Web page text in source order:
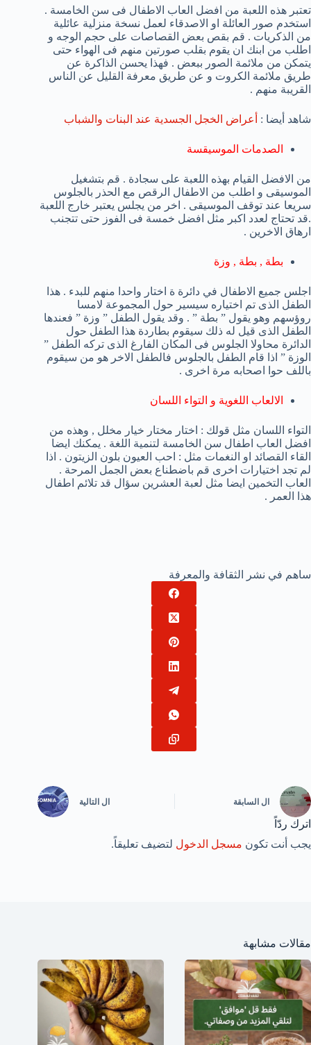
تعتبر هذه اللعبة من افضل العاب الاطفال فى سن الخامسة .
استخدم صور العائلة او الاصدقاء لعمل نسخة منزلية عائلية
من الذكريات . قم بقص بعض القصاصات على حجم الوجه و
اطلب من ابنك ان يقوم بقلب صورتين منهم فى الهواء حتى
يتمكن من ملائمة الصور ببعض . فهذا يحسن الذاكرة عن
طريق ملائمة الكروت و عن طريق معرفة القليل عن الناس
القريبة منهم .
شاهد أيضا : أعراض الخجل الجسدية عند البنات والشباب
الصدمات الموسيقسة
من الافضل القيام بهذه اللعبة على سجادة . قم بتشغيل
الموسيقى و اطلب من الاطفال الرقص مع الحذر بالجلوس
سريعا عند توقف الموسيقى . اخر من يجلس يعتبر خارج اللعبة
.قد تحتاج لعدد اكبر مثل افضل خمسة فى الفوز حتى تتجنب
ارهاق الاخرين .
بطة , بطة , وزة
اجلس جميع الاطفال في دائرة ة اختار واحدا منهم للبدء . هذا
الطفل الذى تم اختياره سيسير حول المجموعة لامسا
روؤسهم وهو يقول ” بطة ” . وقد يقول الطفل ” وزة ” فعندها
الطفل الذى قيل له ذلك سيقوم بطاردة هذا الطفل حول
الدائرة محاولا الجلوس فى المكان الفارغ الذى تركه الطفل ”
الوزة ” اذا قام الطفل بالجلوس فالطفل الاخر هو من سيقوم
باللف حوا اصحابه مرة اخرى .
الالعاب اللغوية و التواء اللسان
التواء اللسان مثل قولك : اختار مختار خيار مخلل , وهذه من
افضل العاب اطفال سن الخامسة لتنمية اللغة . يمكنك ايضا
القاء القصائد او النغمات مثل : احب العيون بلون الزيتون . اذا
لم تجد اختيارات اخرى قم باضطناع بعض الجمل المرحة .
العاب التخمين ايضا مثل لعبة العشرين سؤال قد تلائم اطفال
هذا العمر .
ساهم في نشر الثقافة والمعرفة
ال السابقة ال التالية
اترك ردّاً
يجب أنت تكون مسجل الدخول لتضيف تعليقاً.
مقالات مشابهة